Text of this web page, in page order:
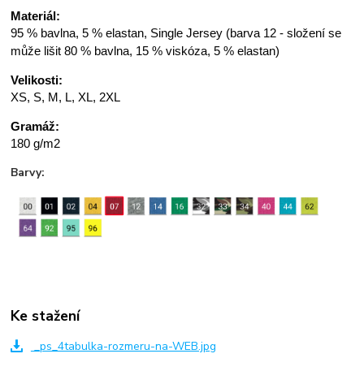
Materiál:
95 % bavlna, 5 % elastan, Single Jersey (barva 12 - složení se
může lišit 80 % bavlna, 15 % viskóza, 5 % elastan)
Velikosti:
XS, S, M, L, XL, 2XL
Gramáž:
180 g/m2
Barvy:
Ke stažení
_ps_4tabulka-rozmeru-na-WEB.jpg